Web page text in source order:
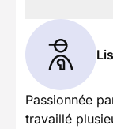
Passionnée
travaillé